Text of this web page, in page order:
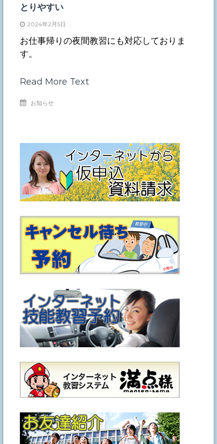
とりやすい
2024年2月5日
お仕事帰りの夜間教習にも対応しておりま
す。
Read More Text
お知らせ